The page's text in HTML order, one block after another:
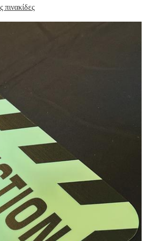
πινακίδες